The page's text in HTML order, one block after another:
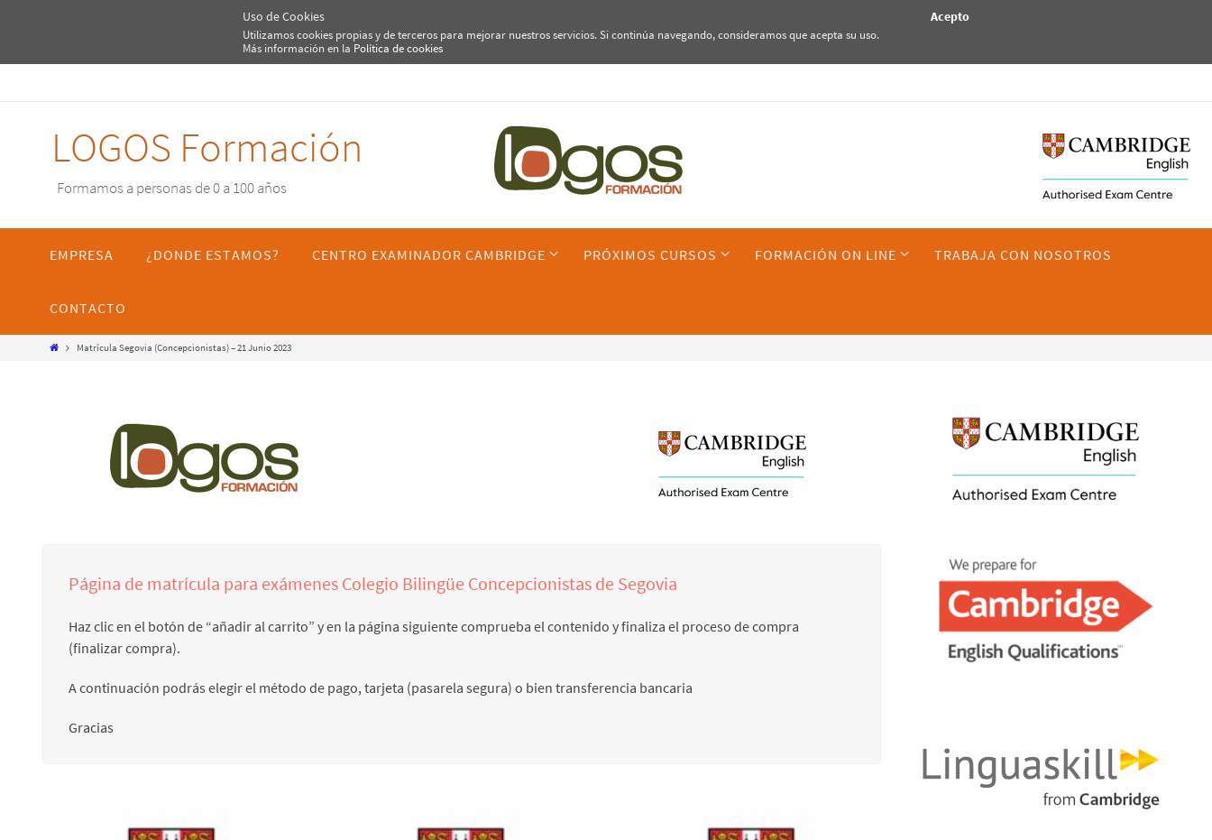
Uso de Cookies
Utilizamos cookies propias y de terceros para mejorar nuestros servicios. Si continúa navegando, consideramos que acepta su uso.
Más información en la Política de cookies
Acepto
LOGOS Formación
Formamos a personas de 0 a 100 años
contenidoEMPRESA ¿DONDE ESTAMOS? CENTRO EXAMINADOR CAMBRIDGE PRÓXIMOS CURSOS FORMACIÓN ON LINE TRABAJA CON NOSOTROS
CONTACTO
InicioMatrícula Segovia (Concepcionistas) – 21 Junio 2023
Página de matrícula para exámenes Colegio Bilingüe Concepcionistas de Segovia
Haz clic en el botón de “añadir al carrito” y en la página siguiente comprueba el contenido y finaliza el proceso de compra
(finalizar compra).
A continuación podrás elegir el método de pago, tarjeta (pasarela segura) o bien transferencia bancaria
Gracias